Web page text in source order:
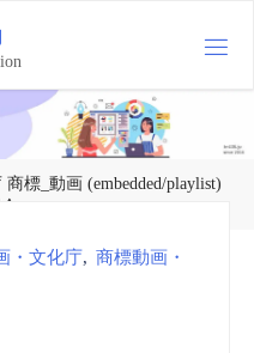
商標_動画 (embedded/playlist)
・文化庁, 商標動画・